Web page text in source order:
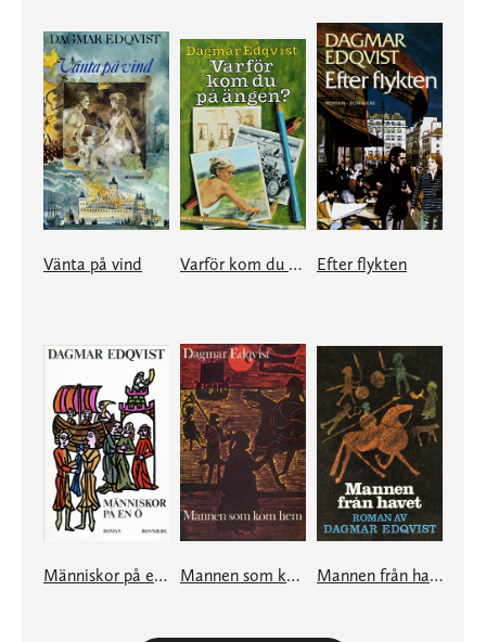
Vänta på vind Varför kom du på ängen? Efter flykten
Människor på en ö Mannen som kom hem Mannen från havet